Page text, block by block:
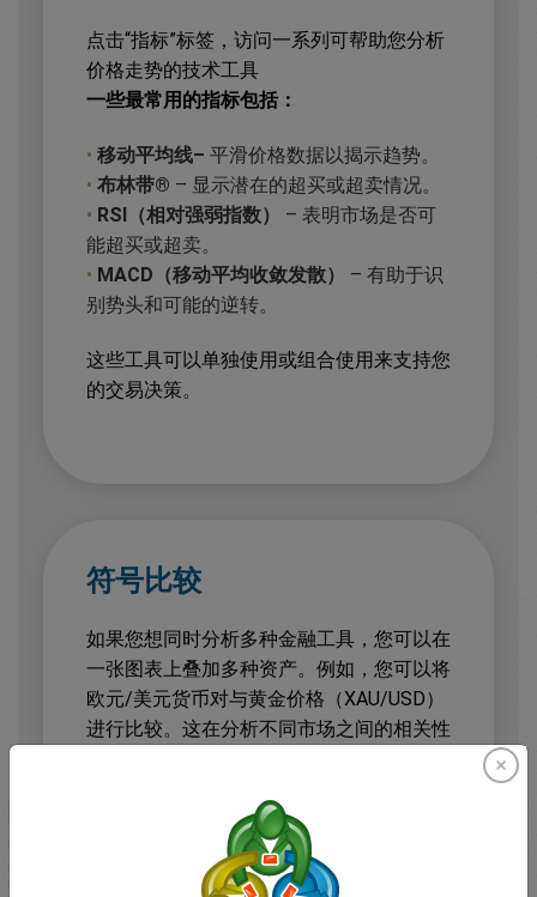
点击“指标”标签，访问一系列可帮助您分析
价格走势的技术工具
一些最常用的指标包括：
• 移动平均线– 平滑价格数据以揭示趋势。
• 布林带® – 显示潜在的超买或超卖情况。
• RSI（相对强弱指数）
– 表明市场是否可
能超买或超卖。
• MACD（移动平均收敛发散） – 有助于识
别势头和可能的逆转。
这些工具可以单独使用或组合使用来支持您
的交易决策。
符号比较
如果您想同时分析多种金融工具，您可以在
一张图表上叠加多种资产。例如，您可以将
欧元/美元货币对与黄金价格（XAU/USD）
进行比较。这在分析不同市场之间的相关性